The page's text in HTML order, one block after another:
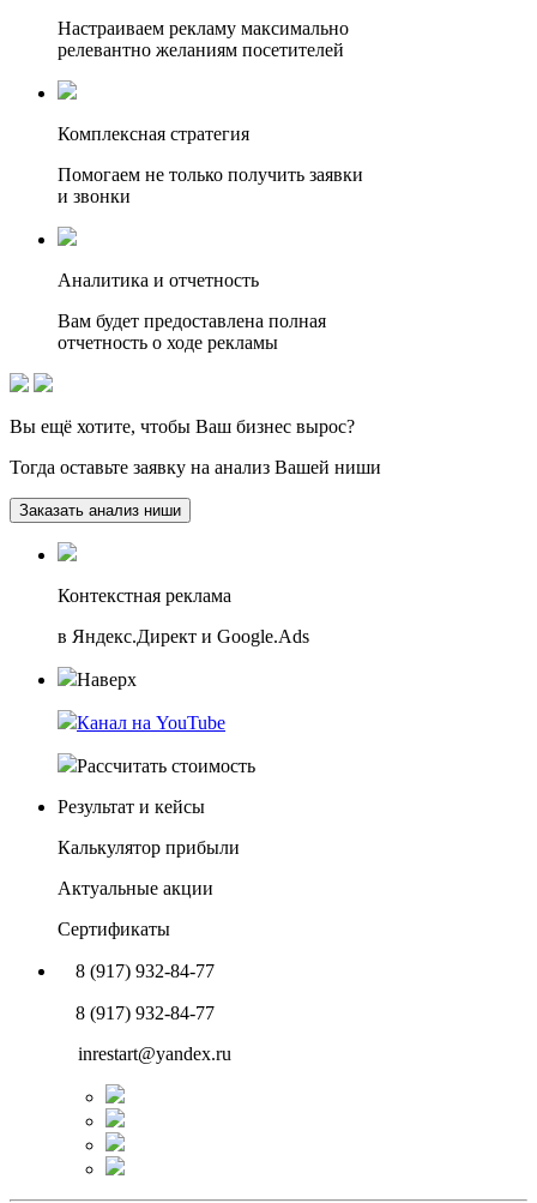
Настраиваем рекламу максимально
релевантно желаниям посетителей
Комплексная стратегия
Помогаем не только получить заявки
и звонки
Аналитика и отчетность
Вам будет предоставлена полная
отчетность о ходе рекламы
Вы ещё хотите, чтобы Ваш бизнес вырос?
Тогда оставьте заявку на анализ Вашей ниши
Заказать анализ ниши
Контекстная реклама
в Яндекс.Директ и Google.Ads
Наверх
Канал на YouTube
Рассчитать стоимость
Результат и кейсы
Калькулятор прибыли
Актуальные акции
Сертификаты
8 (917) 932-84-77
8 (917) 932-84-77
inrestart@yandex.ru